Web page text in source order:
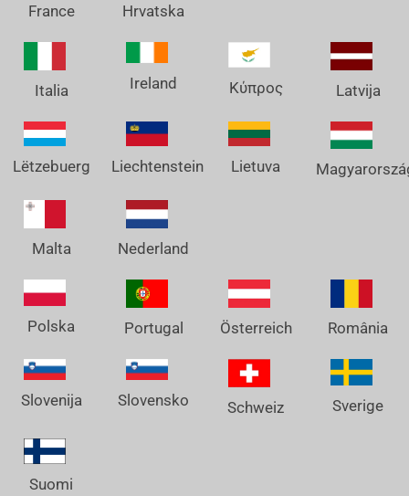
France Hrvatska
Italia Ireland Κύπρος Latvija
Lëtzebuerg Liechtenstein Lietuva
Malta Nederland
Polska Portugal Österreich România
Slovenija Slovensko Schweiz Sverige
Suomi